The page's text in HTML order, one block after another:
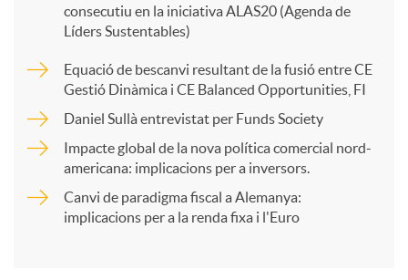
r
t
consecutiu en la iniciativa ALAS20 (Agenda de
Líders Sustentables)
Equació de bescanvi resultant de la fusió entre CE
Gestió Dinàmica i CE Balanced Opportunities, FI
Daniel Sullà entrevistat per Funds Society
Impacte global de la nova política comercial nord-
americana: implicacions per a inversors.
Canvi de paradigma fiscal a Alemanya:
implicacions per a la renda fixa i l'Euro